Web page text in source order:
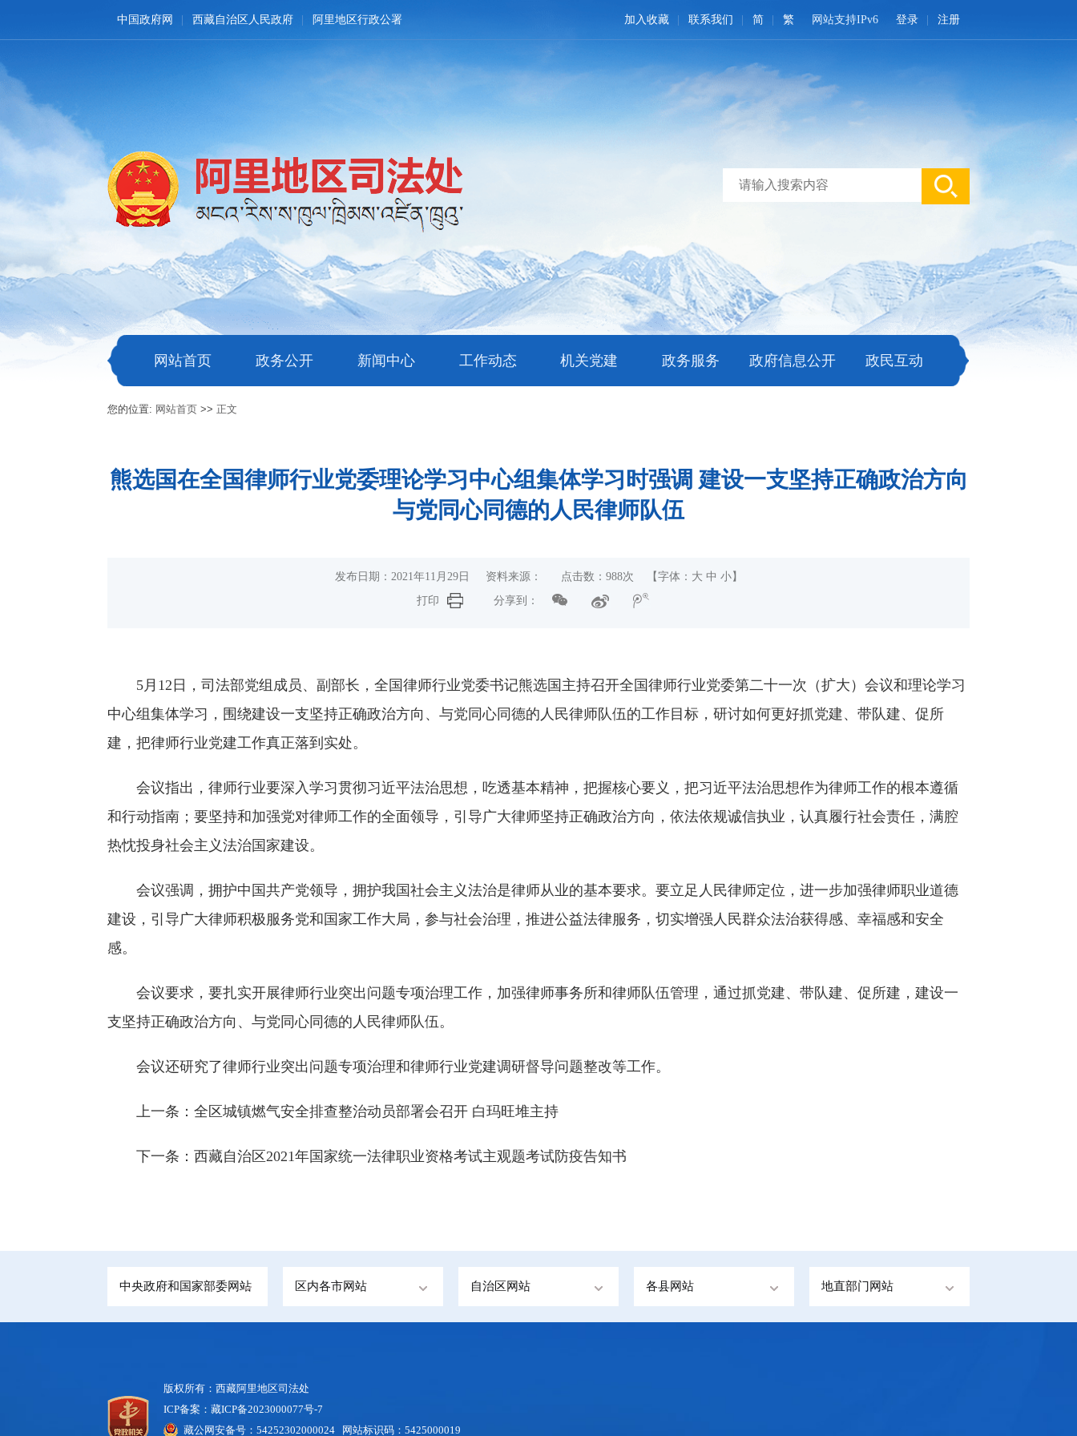
中国政府网 西藏自治区人民政府 阿里地区行政公署 登录 注册
网站支持IPv6
加入收藏 联系我们 简 繁
网站首页 政务公开 新闻中心 工作动态 机关党建 政务服务 政府信息公开 政民互动
您的位置: 网站首页 >>正文
熊选国在全国律师行业党委理论学习中心组集体学习时强调 建设一支坚持正确政治方向
与党同心同德的人民律师队伍
发布日期：2021年11月29日 资料来源： 点击数： 988次 【字体： 大 中 小】
打印
分享到：
5月12日，司法部党组成员、副部长，全国律师行业党委书记熊选国主持召开全国律师行业党委第二十一次（扩大）会议和理论学习
中心组集体学习，围绕建设一支坚持正确政治方向、与党同心同德的人民律师队伍的工作目标，研讨如何更好抓党建、带队建、促所
建，把律师行业党建工作真正落到实处。
会议指出，律师行业要深入学习贯彻习近平法治思想，吃透基本精神，把握核心要义，把习近平法治思想作为律师工作的根本遵循
和行动指南；要坚持和加强党对律师工作的全面领导，引导广大律师坚持正确政治方向，依法依规诚信执业，认真履行社会责任，满腔
热忱投身社会主义法治国家建设。
会议强调，拥护中国共产党领导，拥护我国社会主义法治是律师从业的基本要求。要立足人民律师定位，进一步加强律师职业道德
建设，引导广大律师积极服务党和国家工作大局，参与社会治理，推进公益法律服务，切实增强人民群众法治获得感、幸福感和安全
感。
会议要求，要扎实开展律师行业突出问题专项治理工作，加强律师事务所和律师队伍管理，通过抓党建、带队建、促所建，建设一
支坚持正确政治方向、与党同心同德的人民律师队伍。
会议还研究了律师行业突出问题专项治理和律师行业党建调研督导问题整改等工作。
上一条：全区城镇燃气安全排查整治动员部署会召开 白玛旺堆主持
下一条：西藏自治区2021年国家统一法律职业资格考试主观题考试防疫告知书
中央政府和国家部委网站 区内各市网站 自治区网站 各县网站 地直部门网站
版权所有：西藏阿里地区司法处
ICP备案：藏ICP备2023000077号-7
藏公网安备号：54252302000024 网站标识码：5425000019